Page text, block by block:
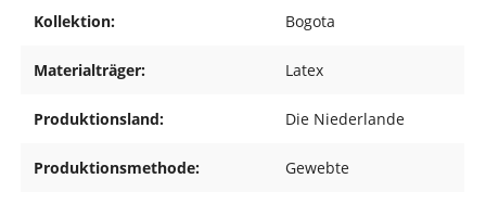
Kollektion: Bogota
Materialträger: Latex
Produktionsland: Die Niederlande
Produktionsmethode: Gewebte